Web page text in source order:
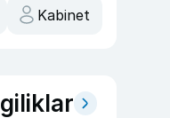
Kabinet